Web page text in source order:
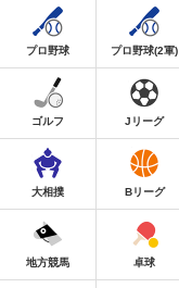
プロ野球 プロ野球(2軍)
ゴルフ Jリーグ
大相撲 Bリーグ
地方競馬 卓球